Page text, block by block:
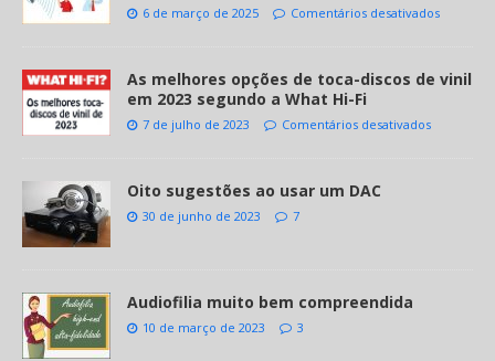
6 de março de 2025 Comentários desativados
As melhores opções de toca-discos de vinil
em 2023 segundo a What Hi-Fi
7 de julho de 2023 Comentários desativados
Oito sugestões ao usar um DAC
30 de junho de 2023 7
Audiofilia muito bem compreendida
10 de março de 2023 3